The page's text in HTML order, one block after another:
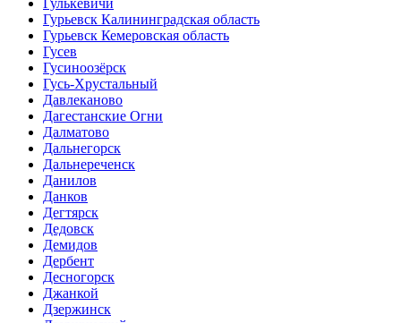
Гулькевичи
Гурьевск Калининградская область
Гурьевск Кемеровская область
Гусев
Гусиноозёрск
Гусь-Хрустальный
Давлеканово
Дагестанские Огни
Далматово
Дальнегорск
Дальнереченск
Данилов
Данков
Дегтярск
Дедовск
Демидов
Дербент
Десногорск
Джанкой
Дзержинск